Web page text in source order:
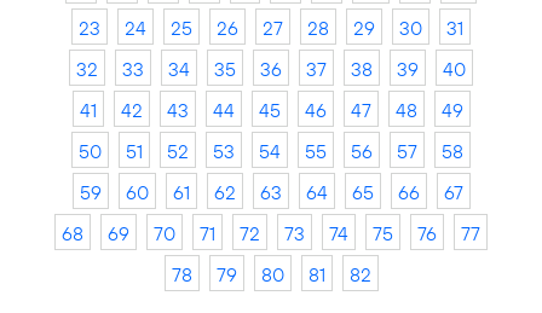
23
24 25 26 27 28 29 30
31
32
33 34 35 36 37 38 39
40
41
42 43 44 45 46 47 48
49
50
51 52 53 54 55 56 57
58
59
60 61 62 63 64 65 66
67
68
69 70 71 72 73 74 75 76
77
78
79 80 81 82